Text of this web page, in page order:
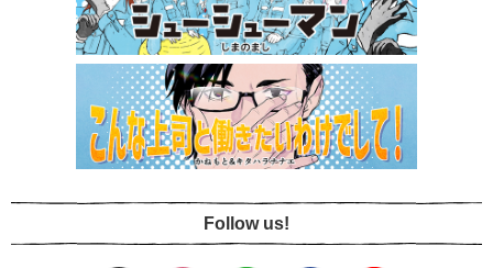
Follow us!